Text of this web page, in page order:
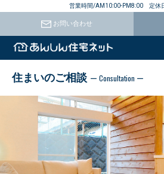
営業時間/AM10:00-PM8:00 定休
お問い合わせ
住まいのご相談 ー Consultation ー